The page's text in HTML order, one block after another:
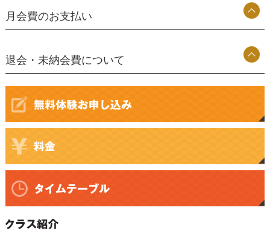
月会費のお支払い
退会・未納会費について